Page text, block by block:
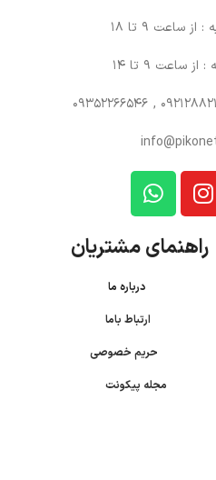
ساعت 9 تا 18
ساعت 9 تا 14
مشتریان
درباره ما
ارتباط باما
حریم خصوصی
مجله پیکونت